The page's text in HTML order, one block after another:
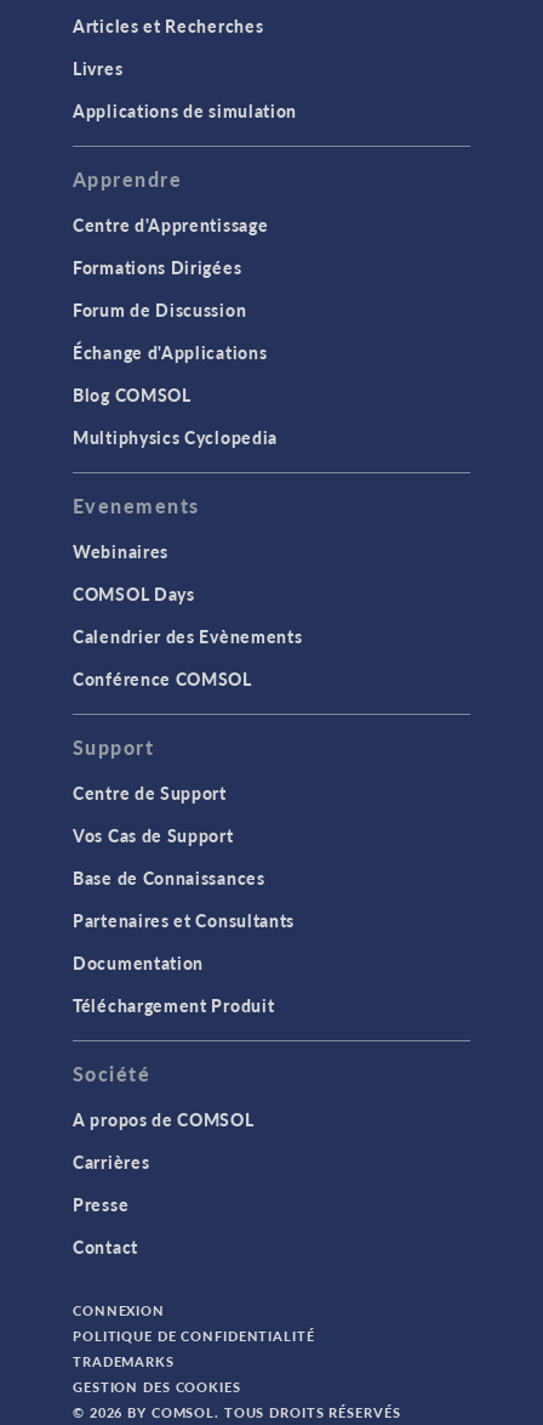
Articles et Recherches
Livres
Applications de simulation
Apprendre
Centre d'Apprentissage
Formations Dirigées
Forum de Discussion
Échange d'Applications
Blog COMSOL
Multiphysics Cyclopedia
Evenements
Webinaires
COMSOL Days
Calendrier des Evènements
Conférence COMSOL
Support
Centre de Support
Vos Cas de Support
Base de Connaissances
Partenaires et Consultants
Documentation
Téléchargement Produit
Société
A propos de COMSOL
Carrières
Presse
Contact
CONNEXION
POLITIQUE DE CONFIDENTIALITÉ
TRADEMARKS
GESTION DES COOKIES
© 2026 BY COMSOL. TOUS DROITS RÉSERVÉS